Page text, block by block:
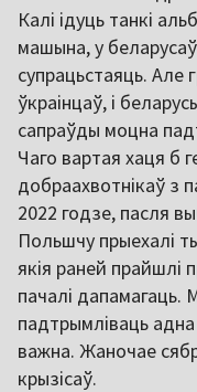
Калі ідуць танкі
машына, у
супрацьстаяць. Але
ўкраінцаў, і
сапраўды моцна
Чаго вартая хаця б
добраахвотнікаў з
2022 годзе, пасля
Польшчу прыехалі
якія раней
пачалі
падтрымліваць
важна. Жаночае
крызісаў.